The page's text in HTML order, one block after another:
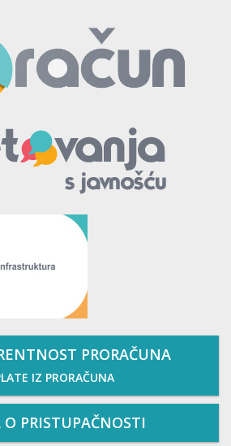
PRORAČUNA
IZ PRORAČUNA
O PRISTUPAČNOSTI